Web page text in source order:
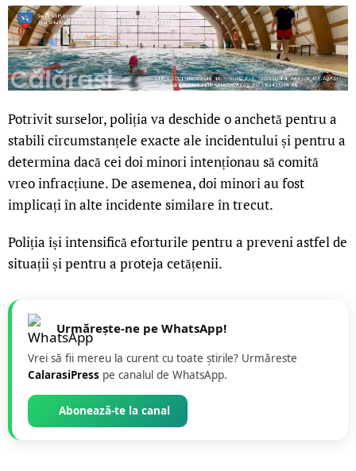
Potrivit surselor, poliția va deschide o anchetă pentru a
stabili circumstanțele exacte ale incidentului și pentru a
determina dacă cei doi minori intenționau să comită
vreo infracțiune. De asemenea, doi minori au fost
implicați în alte incidente similare în trecut.
Poliția își intensifică eforturile pentru a preveni astfel de
situații și pentru a proteja cetățenii.
Urmărește-ne pe WhatsApp!
Vrei să fii mereu la curent cu toate știrile? Urmăreste
CalarasiPress pe canalul de WhatsApp.
Abonează-te la canal